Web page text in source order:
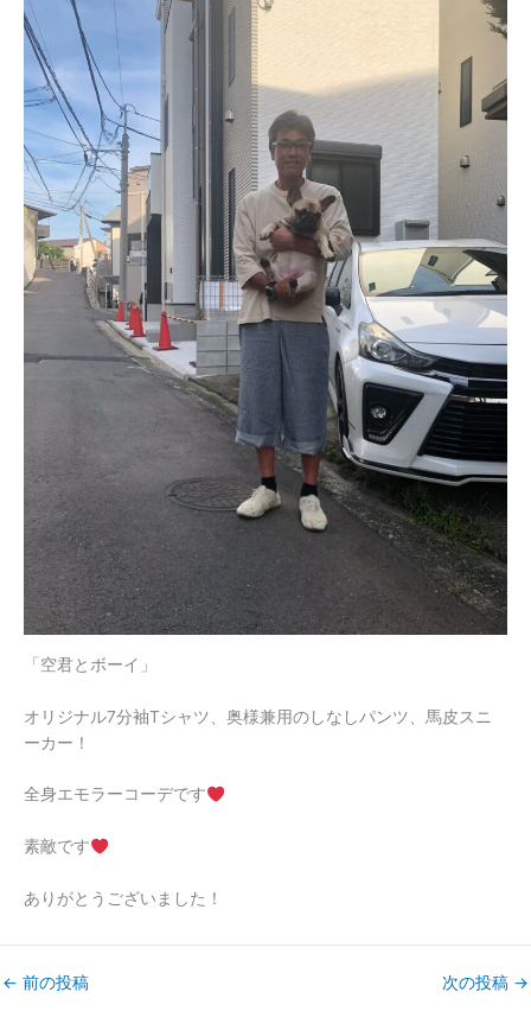
「空君とボーイ」
オリジナル7分袖Tシャツ、奥様兼用のしなしパンツ、馬皮スニ
ーカー！
全身エモラーコーデです
素敵です
ありがとうございました！
← 前の投稿 次の投稿 →